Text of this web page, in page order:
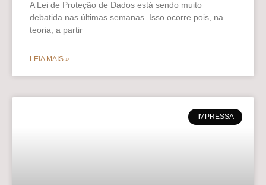
A Lei de Proteção de Dados está sendo muito
debatida nas últimas semanas. Isso ocorre pois, na
teoria, a partir
LEIA MAIS »
IMPRESSA